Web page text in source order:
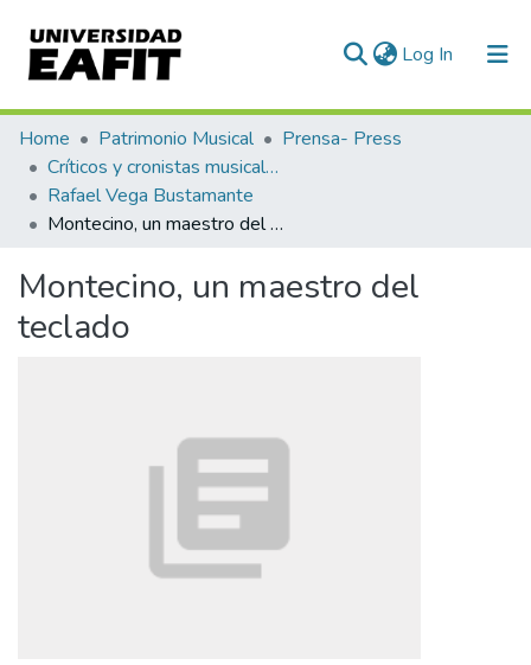
Log In (current)
Communities & Collections
All of DSpace
Statistics
Home Patrimonio Musical
Prensa- Press
Críticos y cronistas musicales
Rafael Vega Bustamante
Montecino, un maestro del teclado
Montecino, un maestro del
teclado